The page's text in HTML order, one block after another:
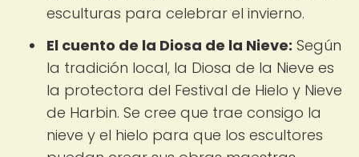
esculturas para celebrar el invierno.
El cuento de la Diosa de la Nieve: Según
la tradición local, la Diosa de la Nieve es
la protectora del Festival de Hielo y Nieve
de Harbin. Se cree que trae consigo la
nieve y el hielo para que los escultores